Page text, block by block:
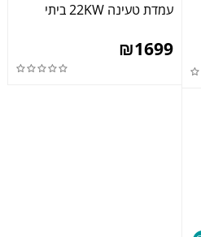
עמדת טעינה 22KW ביתי
₪1699